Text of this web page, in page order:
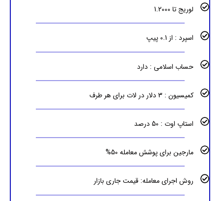
لوریج تا 1.2000
اسپرد : از 0.1 پیپ
حساب اسلامی : دارد
کمیسیون : 3 دلار در لات برای هر طرف
استاپ اوت : 50 درصد
مارجین برای پوشش معامله 50%
روش اجرای معامله: قیمت جاری بازار